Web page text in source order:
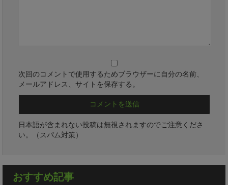
次回のコメントで使用するためブラウザーに自分の名前、
メールアドレス、サイトを保存する。
日本語が含まれない投稿は無視されますのでご注意くださ
い。（スパム対策）
おすすめ記事